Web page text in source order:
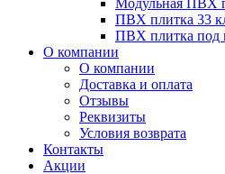
Модульная ПВХ
ПВХ плитка 33
ПВХ плитка под
О компании
О компании
Доставка и оплата
Отзывы
Реквизиты
Условия возврата
Контакты
Акции